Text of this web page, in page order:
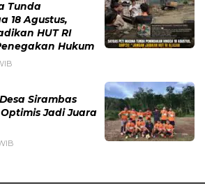
Tunda
18 Agustus,
HUT RI
Hukum
Sirambas
Jadi Juara